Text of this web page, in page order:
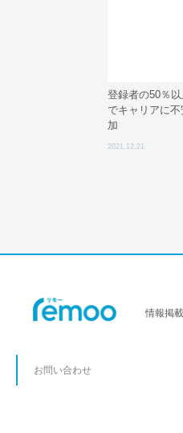
登録者の50％
でキャリアに
加
2021.12.21
情報掲
お問い合わせ